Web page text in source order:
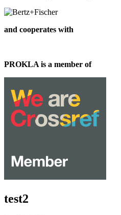
and cooperates with
PROKLA is a member of
test2